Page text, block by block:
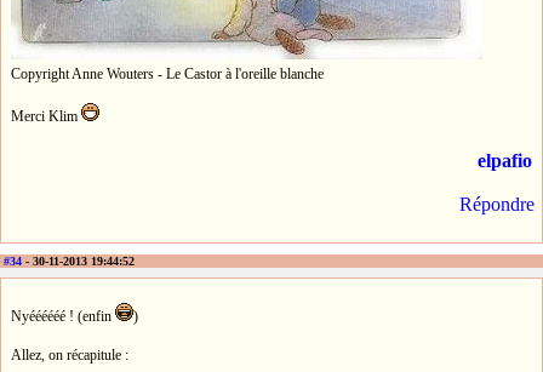
Copyright Anne Wouters - Le Castor à l'oreille blanche
Merci Klim
elpafio
Répondre
#34 - 30-11-2013 19:44:52
Nyéééééé ! (enfin )
Allez, on récapitule :